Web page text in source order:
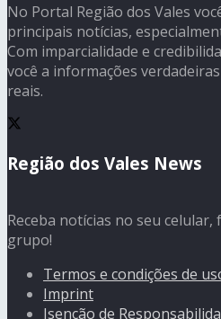
No Portal Região dos Vales
principais notícias,
Com imparcialidade e
você a informações
reais.
Região dos Vales News
Receba notícias no seu
grupo!
Termos e condições de
Imprint
Isenção de